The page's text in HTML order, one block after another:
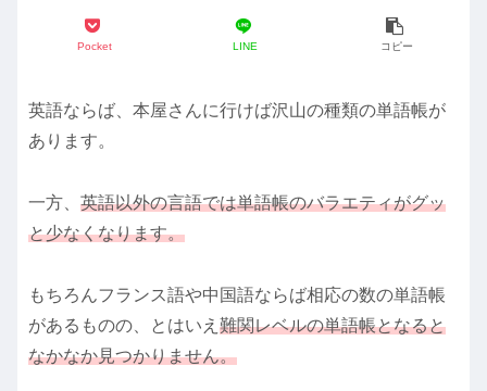
Pocket LINE コピー
英語ならば、本屋さんに行けば沢山の種類の単語帳が
あります。
一方、 英語以外の言語では単語帳のバラエティがグッ
と少なくなります。
もちろんフランス語や中国語ならば相応の数の単語帳
があるものの、とはいえ 難関レベルの単語帳となると
なかなか見つかりません。